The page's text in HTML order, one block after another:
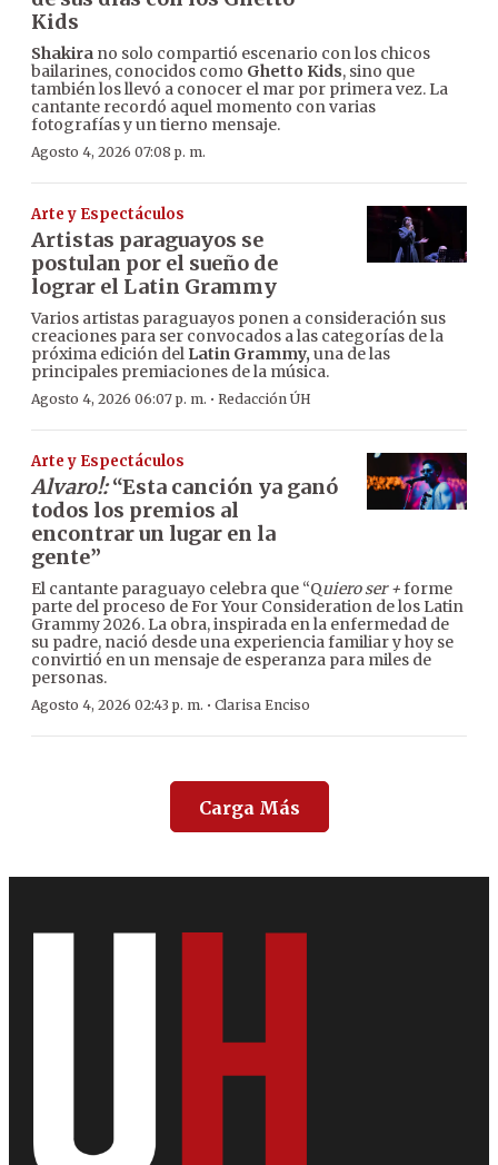
Kids
Shakira no solo compartió escenario con los chicos
bailarines, conocidos como Ghetto Kids, sino que
también los llevó a conocer el mar por primera vez. La
cantante recordó aquel momento con varias
fotografías y un tierno mensaje.
Agosto 4, 2026 07:08 p. m.
Arte y Espectáculos
Artistas paraguayos se
postulan por el sueño de
lograr el Latin Grammy
Varios artistas paraguayos ponen a consideración sus
creaciones para ser convocados a las categorías de la
próxima edición del Latin Grammy, una de las
principales premiaciones de la música.
Agosto 4, 2026 06:07 p. m. · Redacción ÚH
Arte y Espectáculos
Alvaro!:“Esta canción ya ganó
todos los premios al
encontrar un lugar en la
gente”
El cantante paraguayo celebra que “Quiero ser +forme
parte del proceso de For Your Consideration de los Latin
Grammy 2026. La obra, inspirada en la enfermedad de
su padre, nació desde una experiencia familiar y hoy se
convirtió en un mensaje de esperanza para miles de
personas.
Agosto 4, 2026 02:43 p. m. · Clarisa Enciso
Carga Más